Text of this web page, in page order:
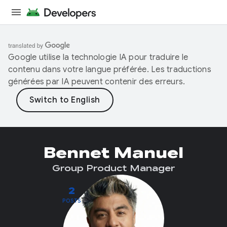
Google utilise la technologie IA pour traduire le
contenu dans votre langue préférée. Les traductions
générées par IA peuvent contenir des erreurs.
2
POSTS
Bennet Manuel
Group Product Manager